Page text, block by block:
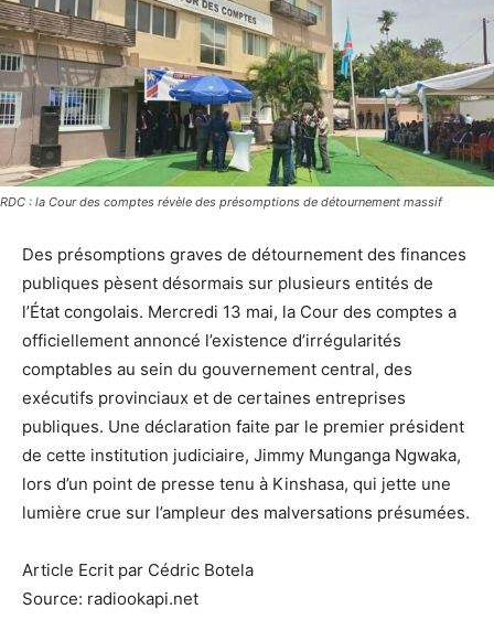
RDC : la Cour des comptes révèle des présomptions de détournement massif
Des présomptions graves de détournement des finances
publiques pèsent désormais sur plusieurs entités de
l’État congolais. Mercredi 13 mai, la Cour des comptes a
officiellement annoncé l’existence d’irrégularités
comptables au sein du gouvernement central, des
exécutifs provinciaux et de certaines entreprises
publiques. Une déclaration faite par le premier président
de cette institution judiciaire, Jimmy Munganga Ngwaka,
lors d’un point de presse tenu à Kinshasa, qui jette une
lumière crue sur l’ampleur des malversations présumées.
Article Ecrit par Cédric Botela
Source: radiookapi.net